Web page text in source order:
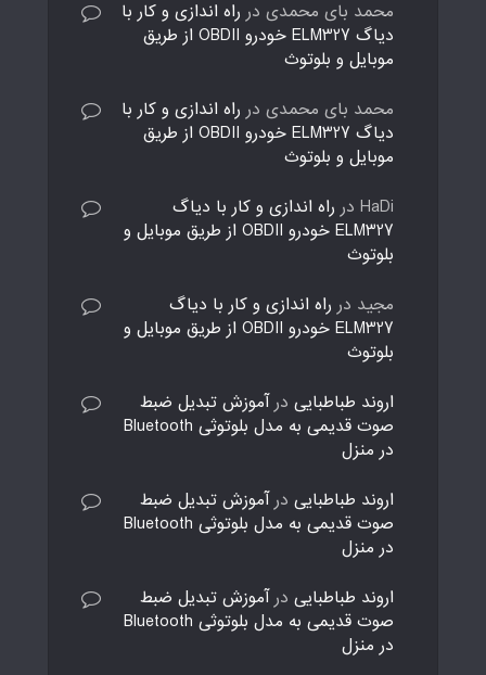
محمد بای محمدی در راه اندازی و کار با
دیاگ ELM327 خودرو OBDII از طریق
موبایل و بلوتوث
محمد بای محمدی در راه اندازی و کار با
دیاگ ELM327 خودرو OBDII از طریق
موبایل و بلوتوث
HaDi در راه اندازی و کار با دیاگ
ELM327 خودرو OBDII از طریق موبایل و
بلوتوث
مجید در راه اندازی و کار با دیاگ
ELM327 خودرو OBDII از طریق موبایل و
بلوتوث
اروند طباطبایی درآموزش تبدیل ضبط
صوت قدیمی به مدل بلوتوثی Bluetooth
در منزل
اروند طباطبایی درآموزش تبدیل ضبط
صوت قدیمی به مدل بلوتوثی Bluetooth
در منزل
اروند طباطبایی درآموزش تبدیل ضبط
صوت قدیمی به مدل بلوتوثی Bluetooth
در منزل